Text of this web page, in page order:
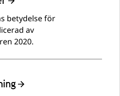
betydelse för
av
2020.